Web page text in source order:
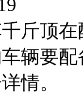
斤顶
辆要
情。